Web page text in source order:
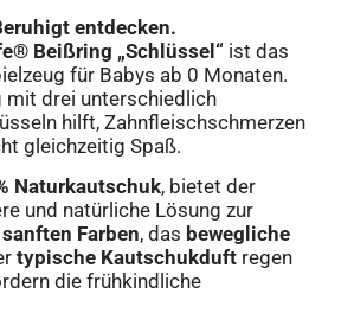
entdecken.
Beißring „Schlüssel“ ist das
für Babys ab 0 Monaten.
mit drei unterschiedlich
hilft, Zahnfleischschmerzen
gleichzeitig Spaß.
Naturkautschuk, bietet der
und natürliche Lösung zur
sanften Farben, das bewegliche
typische Kautschukduft regen
die frühkindliche